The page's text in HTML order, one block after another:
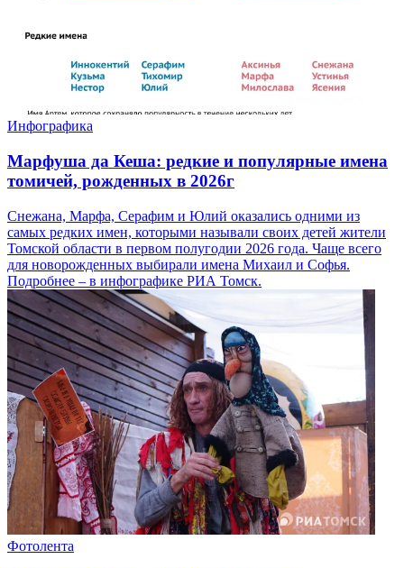
Инфографика
Марфуша да Кеша: редкие и популярные имена
томичей, рожденных в 2026г
Снежана, Марфа, Серафим и Юлий оказались одними из
самых редких имен, которыми называли своих детей жители
Томской области в первом полугодии 2026 года. Чаще всего
для новорожденных выбирали имена Михаил и Софья.
Подробнее – в инфографике РИА Томск.
Фотолента